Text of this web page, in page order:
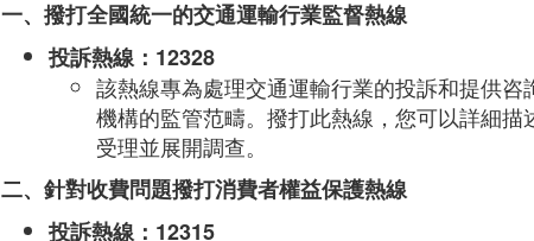
一、撥打全國統一的交通運輸行業監督熱線
投訴熱線：12328
該熱線專為處理交通運輸行業的投訴和提供
機構的監管范疇。撥打此熱線，您可以詳細
受理並展開調查。
二、針對收費問題撥打消費者權益保護熱線
投訴熱線：12315